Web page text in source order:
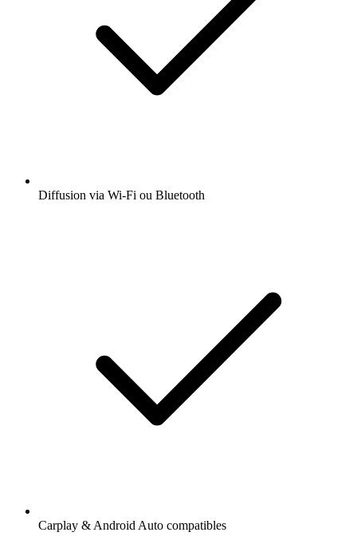
Diffusion via Wi-Fi ou Bluetooth
Carplay & Android Auto compatibles